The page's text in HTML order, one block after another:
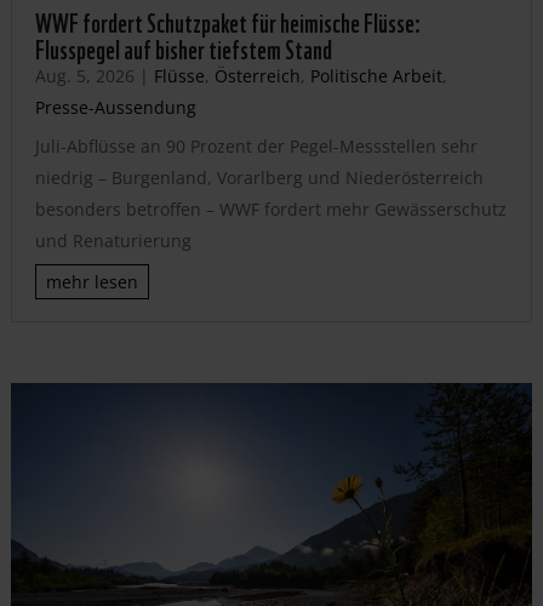
WWF fordert Schutzpaket für heimische Flüsse:
Flusspegel auf bisher tiefstem Stand
Aug. 5, 2026 | Flüsse, Österreich, Politische Arbeit,
Presse-Aussendung
Juli-Abflüsse an 90 Prozent der Pegel-Messstellen sehr
niedrig – Burgenland, Vorarlberg und Niederösterreich
besonders betroffen – WWF fordert mehr Gewässerschutz
und Renaturierung
mehr lesen